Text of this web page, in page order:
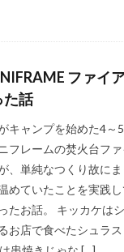
ファイ
た話
キャンプを始めた4～
フレームの焚火台フ
、単純なつくり故に
めていたことを実践
たお話。 キッカケは
お店で食べたシュラ